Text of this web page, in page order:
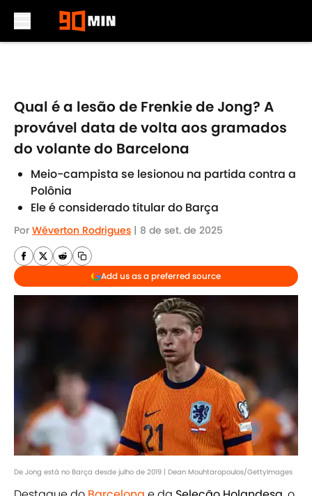
Qual é a lesão de Frenkie de Jong? A
provável data de volta aos gramados
do volante do Barcelona
Meio-campista se lesionou na partida contra a
Polônia
Ele é considerado titular do Barça
Por Wéverton Rodrigues | 8 de set. de 2025
Add us as a preferred source
De Jong está no Barça desde julho de 2019 | Dean Mouhtaropoulos/GettyImages